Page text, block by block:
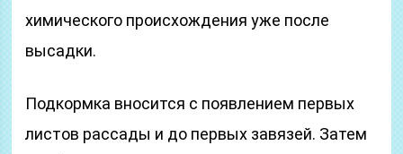
химического происхождения уже после
высадки.
Подкормка вносится с появлением первых
листов рассады и до первых завязей. Затем